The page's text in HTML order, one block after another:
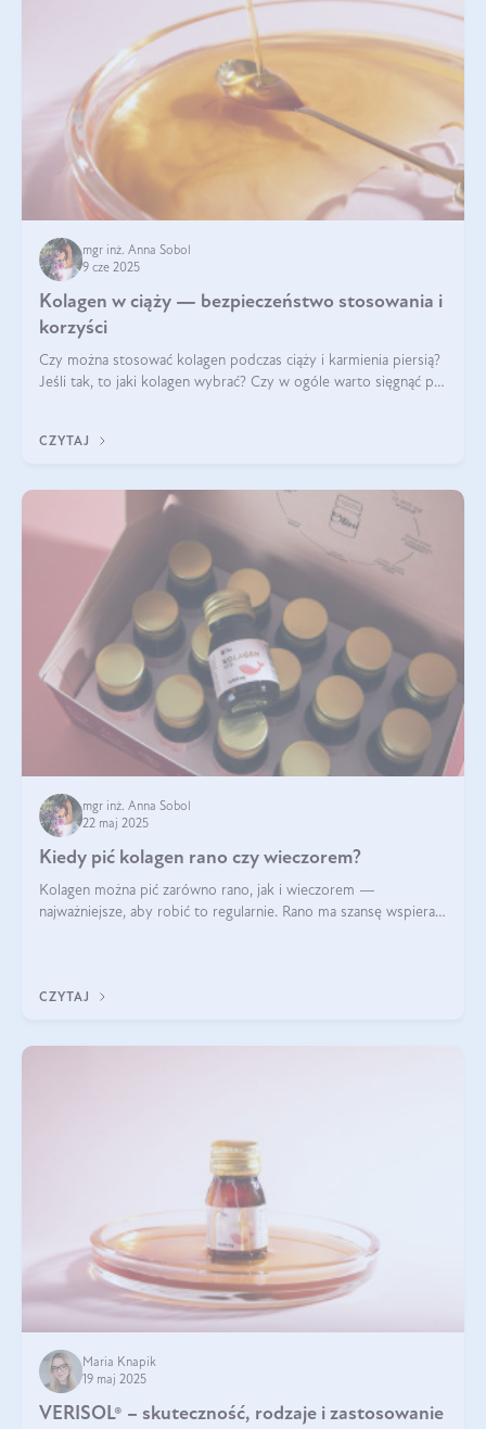
mgr inż. Anna Sobol
9 cze 2025
Kolagen w ciąży — bezpieczeństwo stosowania i
korzyści
Czy można stosować kolagen podczas ciąży i karmienia piersią?
Jeśli tak, to jaki kolagen wybrać? Czy w ogóle warto sięgnąć po
CZYTAJ
mgr inż. Anna Sobol
22 maj 2025
Kiedy pić kolagen rano czy wieczorem?
Kolagen można pić zarówno rano, jak i wieczorem —
najważniejsze, aby robić to regularnie. Rano ma szansę wspierać
CZYTAJ
Maria Knapik
19 maj 2025
VERISOL® – skuteczność, rodzaje i zastosowanie